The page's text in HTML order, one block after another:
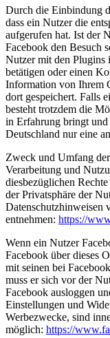
Durch die Einbindung
dass ein Nutzer die
aufgerufen hat. Ist der
Facebook den Besuch
Nutzer mit den Plugins
betätigen oder einen
Information von Ihrem
dort gespeichert. Falls
besteht trotzdem die
in Erfahrung bringt
Deutschland nur eine
Zweck und Umfang
Verarbeitung und
diesbezüglichen
der Privatsphäre der
Datenschutzhinweisen
entnehmen: https://
Wenn ein Nutzer
Facebook über dieses
mit seinen bei
muss er sich vor der
Facebook ausloggen
Einstellungen und
Werbezwecke, sind
möglich: https://